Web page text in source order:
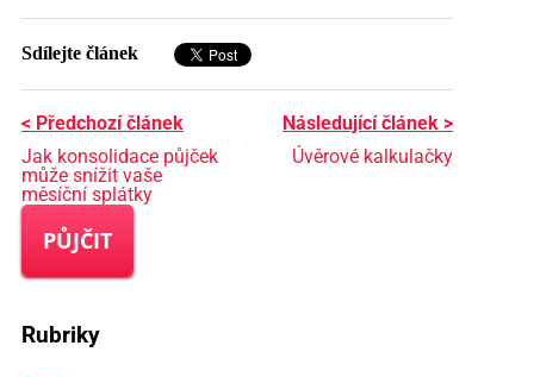
Sdílejte článek
< Předchozí článek
Jak konsolidace půjček
může snížit vaše
měsíční splátky
Následující článek >
Úvěrové kalkulačky
PŮJČIT
Rubriky